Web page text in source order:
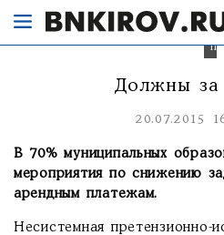
Должны за
20.07.2015
В 70% муниципальных
мероприятия по снижению
арендным платежам.
Несистемная претензионно-